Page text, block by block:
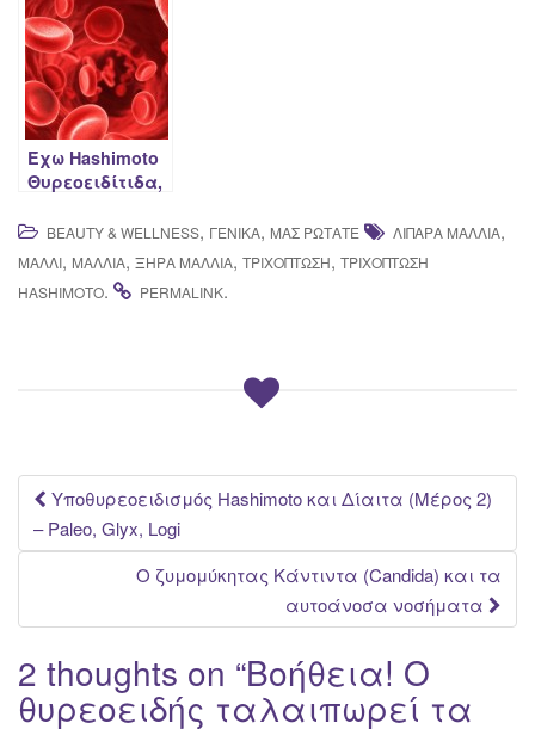
παίρνουν τα
μαλλιά της
κεφαλής μας
Έχω Hashimoto
Θυρεοειδίτιδα,
δώσω αίμα;
BEAUTY & WELLNESS, ΓΕΝΙΚΆ, ΜΑΣ ΡΩΤΆΤΕ ΛΙΠΑΡΆ ΜΑΛΛΙΆ,
ΜΑΛΛΊ, ΜΑΛΛΙΆ, ΞΗΡΆ ΜΑΛΛΙΆ, ΤΡΙΧΌΠΤΩΣΗ, ΤΡΙΧΟΠΤΩΣΗ
HASHIMOTO. PERMALINK.
Post
navigation
Υποθυρεοειδισμός Hashimoto και Δίαιτα (Μέρος 2)
– Paleo, Glyx, Logi
Ο ζυμομύκητας Κάντιντα (Candida) και τα
αυτοάνοσα νοσήματα
2 thoughts on “Βοήθεια! Ο
θυρεοειδής ταλαιπωρεί τα